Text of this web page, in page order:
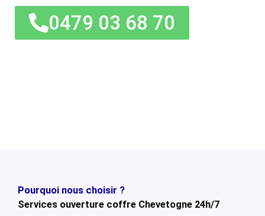
0479 03 68 70
Pourquoi nous choisir ?
Services ouverture coffre Chevetogne 24h/7